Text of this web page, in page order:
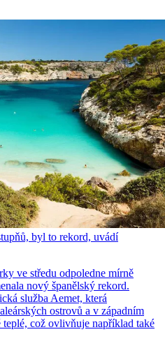
byl to rekord, uvádí
ve středu odpoledne mírně
nový španělský rekord.
služba Aemet, která
ostrovů a v západním
teplé, což ovlivňuje například také